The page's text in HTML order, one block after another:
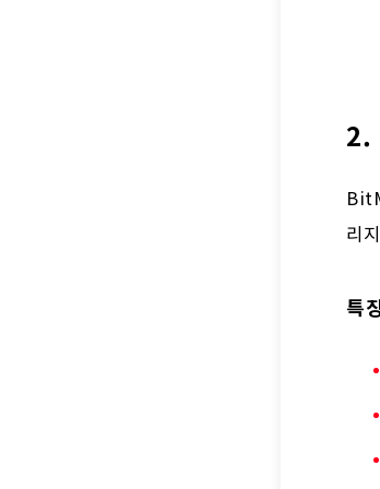
2.
리
특